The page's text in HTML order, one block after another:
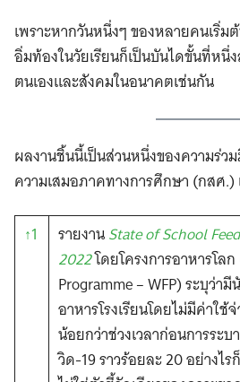
เพราะหากวันหนึ่งๆ ของหลายคนเริ่
อิ่มท้องในวัยเรียนก็เป็นบันไดขั้นที่ห
ตนเองและสังคมในอนาคตเช่นกัน
ผลงานชิ้นนี้เป็นส่วนหนึ่งของความร่ว
ความเสมอภาคทางการศึกษา (กสศ.)
↑1
รายงานState of School
2022โดยโครงการอาหารโล
Programme – WFP) ระบุว่า
อาหารโรงเรียนโดยไม่มีค่าใช้
น้อยกว่าช่วงเวลาก่อนการระ
วิด-19 ราวร้อยละ 20 อย่างไ